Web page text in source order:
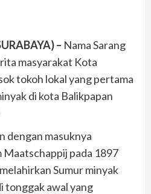
– Nama Sarang
masyarakat Kota
tokoh lokal yang pertama
di kota Balikpapan
dengan masuknya
pada 1897
Sumur minyak
tonggak awal yang